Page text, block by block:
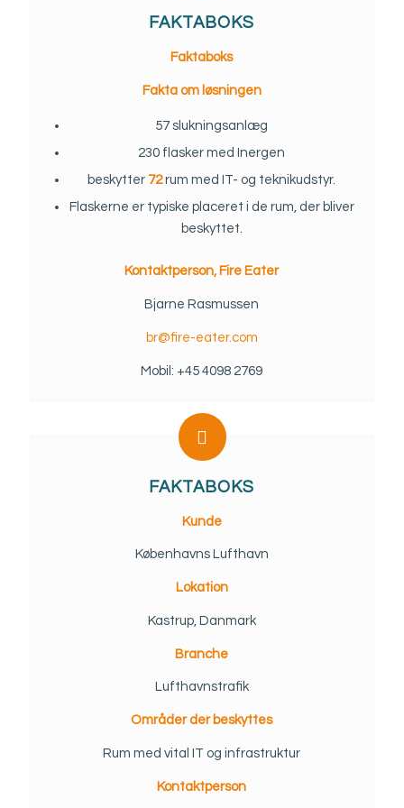
FAKTABOKS
Faktaboks
Fakta om løsningen
57 slukningsanlæg
230 flasker med Inergen
beskytter 72rum med IT- og teknikudstyr.
Flaskerne er typiske placeret i de rum, der bliver
beskyttet.
Kontaktperson, Fire Eater
Bjarne Rasmussen
br@fire-eater.com
Mobil: +45 4098 2769
FAKTABOKS
Kunde
Københavns Lufthavn
Lokation
Kastrup, Danmark
Branche
Lufthavnstrafik
Områder der beskyttes
Rum med vital IT og infrastruktur
Kontaktperson